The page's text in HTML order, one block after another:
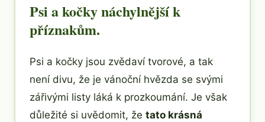
Psi a kočky náchylnější k
příznakům.
Psi a kočky jsou zvědaví tvorové, a tak
není divu, že je vánoční hvězda se svými
zářivými listy láká k prozkoumání. Je však
důležité si uvědomit, že tato krásná